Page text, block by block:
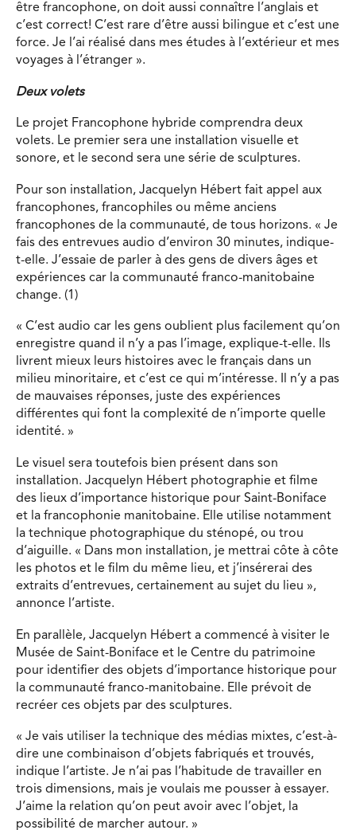
être francophone, on doit aussi connaître l’anglais et
c’est correct! C’est rare d’être aussi bilingue et c’est une
force. Je l’ai réalisé dans mes études à l’extérieur et mes
voyages à l’étranger ».
Deux volets
Le projet Francophone hybride comprendra deux
volets. Le premier sera une installation visuelle et
sonore, et le second sera une série de sculptures.
Pour son installation, Jacquelyn Hébert fait appel aux
francophones, francophiles ou même anciens
francophones de la communauté, de tous horizons. « Je
fais des entrevues audio d’environ 30 minutes, indique-
t-elle. J’essaie de parler à des gens de divers âges et
expériences car la communauté franco-manitobaine
change. (1)
« C’est audio car les gens oublient plus facilement qu’on
enregistre quand il n’y a pas l’image, explique-t-elle. Ils
livrent mieux leurs histoires avec le français dans un
milieu minoritaire, et c’est ce qui m’intéresse. Il n’y a pas
de mauvaises réponses, juste des expériences
différentes qui font la complexité de n’importe quelle
identité. »
Le visuel sera toutefois bien présent dans son
installation. Jacquelyn Hébert photographie et filme
des lieux d’importance historique pour Saint-Boniface
et la francophonie manitobaine. Elle utilise notamment
la technique photographique du sténopé, ou trou
d’aiguille. « Dans mon installation, je mettrai côte à côte
les photos et le film du même lieu, et j’insérerai des
extraits d’entrevues, certainement au sujet du lieu »,
annonce l’artiste.
En parallèle, Jacquelyn Hébert a commencé à visiter le
Musée de Saint-Boniface et le Centre du patrimoine
pour identifier des objets d’importance historique pour
la communauté franco-manitobaine. Elle prévoit de
recréer ces objets par des sculptures.
« Je vais utiliser la technique des médias mixtes, c’est-à-
dire une combinaison d’objets fabriqués et trouvés,
indique l’artiste. Je n’ai pas l’habitude de travailler en
trois dimensions, mais je voulais me pousser à essayer.
J’aime la relation qu’on peut avoir avec l’objet, la
possibilité de marcher autour. »